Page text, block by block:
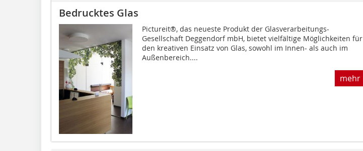
Bedrucktes Glas
Pictureit®, das neueste Produkt der Glasverarbeitungs-
Gesellschaft Deggendorf mbH, bietet vielfältige Möglichkeiten für
den kreativen Einsatz von Glas, sowohl im Innen- als auch im
Außenbereich....
mehr